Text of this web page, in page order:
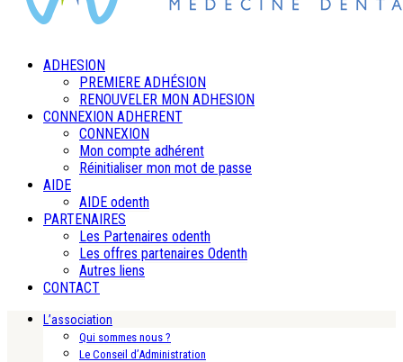
ADHESION
PREMIERE ADHÉSION
RENOUVELER MON ADHESION
CONNEXION ADHERENT
CONNEXION
Mon compte adhérent
Réinitialiser mon mot de passe
AIDE
AIDE odenth
PARTENAIRES
Les Partenaires odenth
Les offres partenaires Odenth
Autres liens
CONTACT
L’association
Qui sommes nous ?
Le Conseil d’Administration